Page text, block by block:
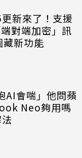
新來了！支援
對端加密」訊
新功能
AI會喘」他問蘋
Neo夠用嗎